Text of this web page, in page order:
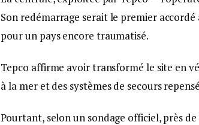
Son redémarrage serait le premier
pour un pays encore traumatisé.
Tepco affirme avoir transformé le site en
à la mer et des systèmes de secours
Pourtant, selon un sondage officiel, près